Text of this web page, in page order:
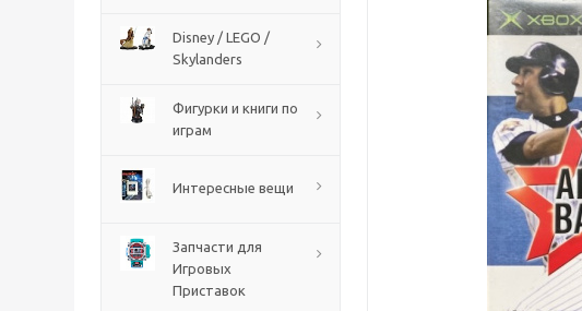
Disney / LEGO /
Skylanders
Фигурки и книги по
играм
Интересные вещи
Запчасти для
Игровых
Приставок
The Blood of Dawnwalker